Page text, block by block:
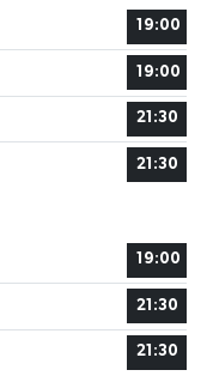
19:00
19:00
21:30
21:30
19:00
21:30
21:30